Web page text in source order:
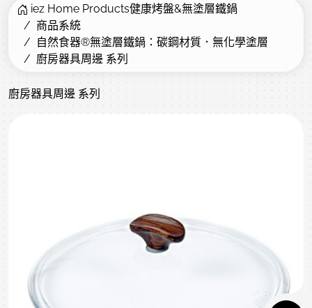
iez Home Products健康烤盤&無塗層鐵鍋
商品系統
自然食器®無塗層鐵鍋：碳鋼材質．無化學塗層
廚房器具周邊 系列
廚房器具周邊 系列